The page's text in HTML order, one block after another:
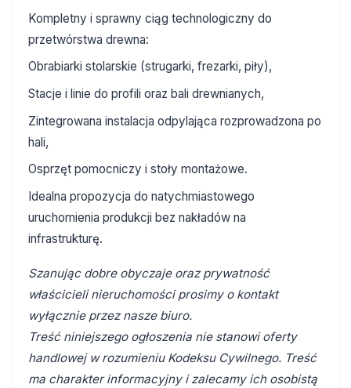
Kompletny i sprawny ciąg technologiczny do
przetwórstwa drewna:
Obrabiarki stolarskie (strugarki, frezarki, piły),
Stacje i linie do profili oraz bali drewnianych,
Zintegrowana instalacja odpylająca rozprowadzona po
hali,
Osprzęt pomocniczy i stoły montażowe.
Idealna propozycja do natychmiastowego
uruchomienia produkcji bez nakładów na
infrastrukturę.
Szanując dobre obyczaje oraz prywatność
właścicieli nieruchomości prosimy o kontakt
wyłącznie przez nasze biuro.
Treść niniejszego ogłoszenia nie stanowi oferty
handlowej w rozumieniu Kodeksu Cywilnego. Treść
ma charakter informacyjny i zalecamy ich osobistą